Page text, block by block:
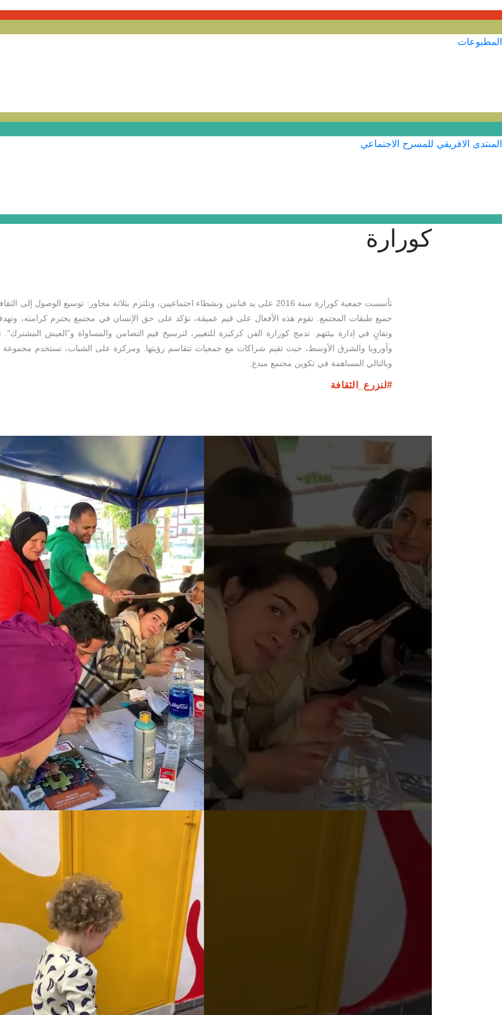
المطبوعات
المنتدى الافريقي للمسرح الاجتماعي
كورارة
تأسست جمعية كورارة سنة 2016 على يد فنانين ونشطاء اجتماعيين، وتلتزم بثلاثة محاور: توسيع
جميع طبقات المجتمع. تقوم هذه الأفعال على قيم عميقة، تؤكد على حق الإنسان في مجتمع يحترم كرامته،
وتفانٍ في إدارة بيئتهم. تدمج كورارة الفن كركيزة للتغيير، لترسيخ قيم التضامن والمساواة و"العيش
وأوروبا والشرق الأوسط، حيث تقيم شراكات مع جمعيات تتقاسم رؤيتها. ومركزة على الشباب، تستخدم مجموعة من
وبالتالي المساهمة في تكوين مجتمع مبدع.
#لنزرع_الثقافة